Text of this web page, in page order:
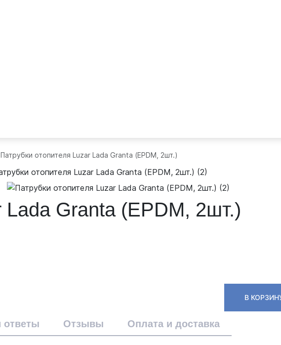
Патрубки отопителя Luzar Lada Granta (EPDM, 2шт.)
Lada Granta (EPDM, 2шт.)
В
ответы Отзывы Оплата и доставка